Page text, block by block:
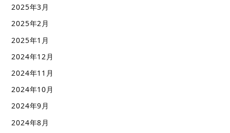
2025年3月
2025年2月
2025年1月
2024年12月
2024年11月
2024年10月
2024年9月
2024年8月